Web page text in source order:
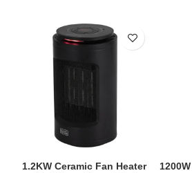
1.2KW Ceramic Fan Heater